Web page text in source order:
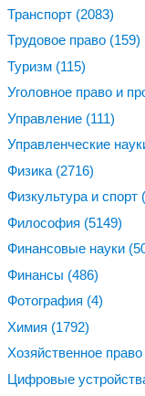
Транспорт (2083)
Трудовое право (159)
Туризм (115)
Уголовное право и
Управление (111)
Управленческие
Физика (2716)
Физкультура и спорт
Философия (5149)
Финансовые науки
Финансы (486)
Фотография (4)
Химия (1792)
Хозяйственное право
Цифровые